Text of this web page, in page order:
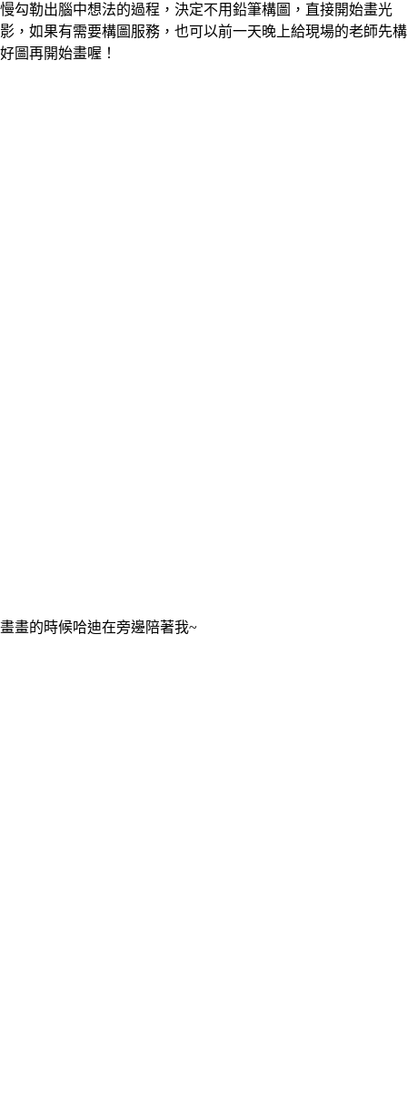
慢勾勒出腦中想法的過程，決定不用鉛筆構圖，直接開始畫光
影，如果有需要構圖服務，也可以前一天晚上給現場的老師先構
好圖再開始畫喔！
畫畫的時候哈迪在旁邊陪著我~